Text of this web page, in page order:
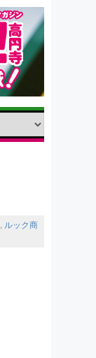
, ルック商